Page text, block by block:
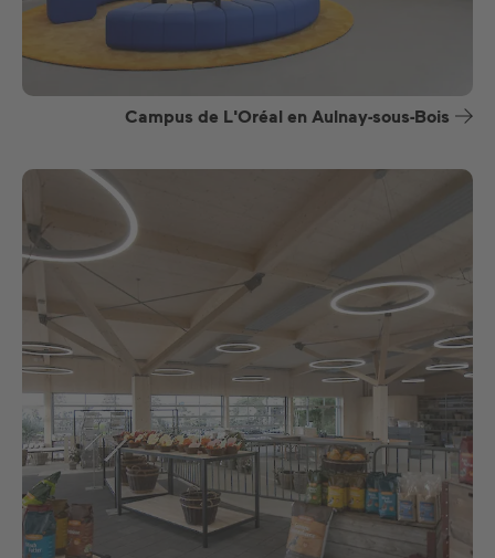
Campus de L'Oréal en Aulnay-sous-Bois